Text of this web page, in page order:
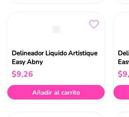
Delineador Liquido Artistique
Easy Abny
$9,26
Añadir al carrito
$9,